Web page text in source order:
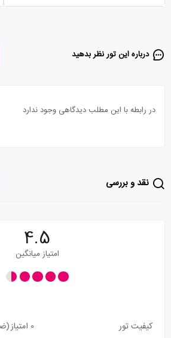
درباره این تور‌ نظر بدهید
در رابطه با این مطلب دیدگاهی وجود ندارد
نقد و بررسی
4.5
امتیاز میانگین
کیفیت تور 0 امتیاز